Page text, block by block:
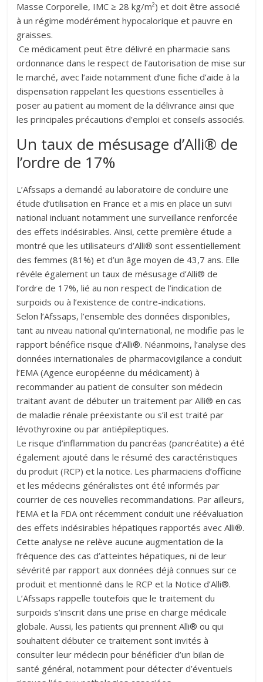
Masse Corporelle, IMC ≥ 28 kg/m²) et doit être associé
à un régime modérément hypocalorique et pauvre en
graisses.
Ce médicament peut être délivré en pharmacie sans
ordonnance dans le respect de l’autorisation de mise sur
le marché, avec l’aide notamment d’une fiche d’aide à la
dispensation rappelant les questions essentielles à
poser au patient au moment de la délivrance ainsi que
les principales précautions d’emploi et conseils associés.
Un taux de mésusage d’Alli® de
l’ordre de 17%
L’Afssaps a demandé au laboratoire de conduire une
étude d’utilisation en France et a mis en place un suivi
national incluant notamment une surveillance renforcée
des effets indésirables. Ainsi, cette première étude a
montré que les utilisateurs d’Alli® sont essentiellement
des femmes (81%) et d’un âge moyen de 43,7 ans. Elle
révéle également un taux de mésusage d’Alli® de
l’ordre de 17%, lié au non respect de l’indication de
surpoids ou à l’existence de contre-indications.
Selon l’Afssaps, l’ensemble des données disponibles,
tant au niveau national qu’international, ne modifie pas le
rapport bénéfice risque d’Alli®. Néanmoins, l’analyse des
données internationales de pharmacovigilance a conduit
l’EMA (Agence européenne du médicament) à
recommander au patient de consulter son médecin
traitant avant de débuter un traitement par Alli® en cas
de maladie rénale préexistante ou s’il est traité par
lévothyroxine ou par antiépileptiques.
Le risque d’inflammation du pancréas (pancréatite) a été
également ajouté dans le résumé des caractéristiques
du produit (RCP) et la notice. Les pharmaciens d’officine
et les médecins généralistes ont été informés par
courrier de ces nouvelles recommandations. Par ailleurs,
l’EMA et la FDA ont récemment conduit une réévaluation
des effets indésirables hépatiques rapportés avec Alli®.
Cette analyse ne relève aucune augmentation de la
fréquence des cas d’atteintes hépatiques, ni de leur
sévérité par rapport aux données déjà connues sur ce
produit et mentionné dans le RCP et la Notice d’Alli®.
L’Afssaps rappelle toutefois que le traitement du
surpoids s’inscrit dans une prise en charge médicale
globale. Aussi, les patients qui prennent Alli® ou qui
souhaitent débuter ce traitement sont invités à
consulter leur médecin pour bénéficier d’un bilan de
santé général, notamment pour détecter d’éventuels